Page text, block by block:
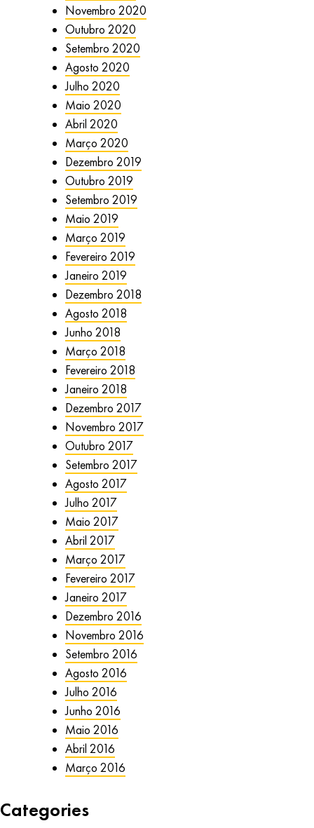
Novembro 2020
Outubro 2020
Setembro 2020
Agosto 2020
Julho 2020
Maio 2020
Abril 2020
Março 2020
Dezembro 2019
Outubro 2019
Setembro 2019
Maio 2019
Março 2019
Fevereiro 2019
Janeiro 2019
Dezembro 2018
Agosto 2018
Junho 2018
Março 2018
Fevereiro 2018
Janeiro 2018
Dezembro 2017
Novembro 2017
Outubro 2017
Setembro 2017
Agosto 2017
Julho 2017
Maio 2017
Abril 2017
Março 2017
Fevereiro 2017
Janeiro 2017
Dezembro 2016
Novembro 2016
Setembro 2016
Agosto 2016
Julho 2016
Junho 2016
Maio 2016
Abril 2016
Março 2016
Categories